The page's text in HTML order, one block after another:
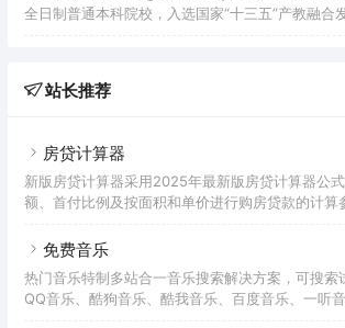
学院。2021年获批为河南省硕士学位授予重点立
全日制普通本科院校，入选国家“十三五”产教融合
立师范学校；1959年经国务院批准为师范专科学校
站长推荐
房贷计算器
新版房贷计算器采用2025年最新版房贷计算器公
额、首付比例及按面积和单价进行购房贷款的计算
贷款利率、首付、月供明细等提供计算参考。
免费音乐
热门音乐特制多站合一音乐搜索解决方案，可搜索
QQ音乐、酷狗音乐、酷我音乐、百度音乐、一听